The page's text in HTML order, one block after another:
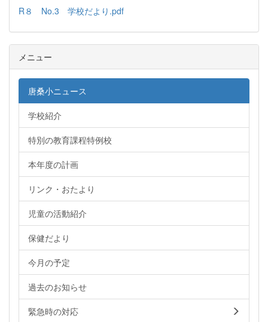
R８ No.3 学校だより.pdf
メニュー
唐桑小ニュース
学校紹介
特別の教育課程特例校
本年度の計画
リンク・おたより
児童の活動紹介
保健だより
今月の予定
過去のお知らせ
緊急時の対応